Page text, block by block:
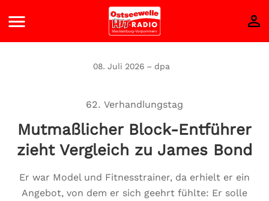
08. Juli 2026 – dpa
62. Verhandlungstag
Mutmaßlicher Block-Entführer
zieht Vergleich zu James Bond
Er war Model und Fitnesstrainer, da erhielt er ein
Angebot, von dem er sich geehrt fühlte: Er solle